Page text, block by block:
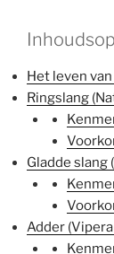
Het leven
Ringslang
Gladde slang
Adder